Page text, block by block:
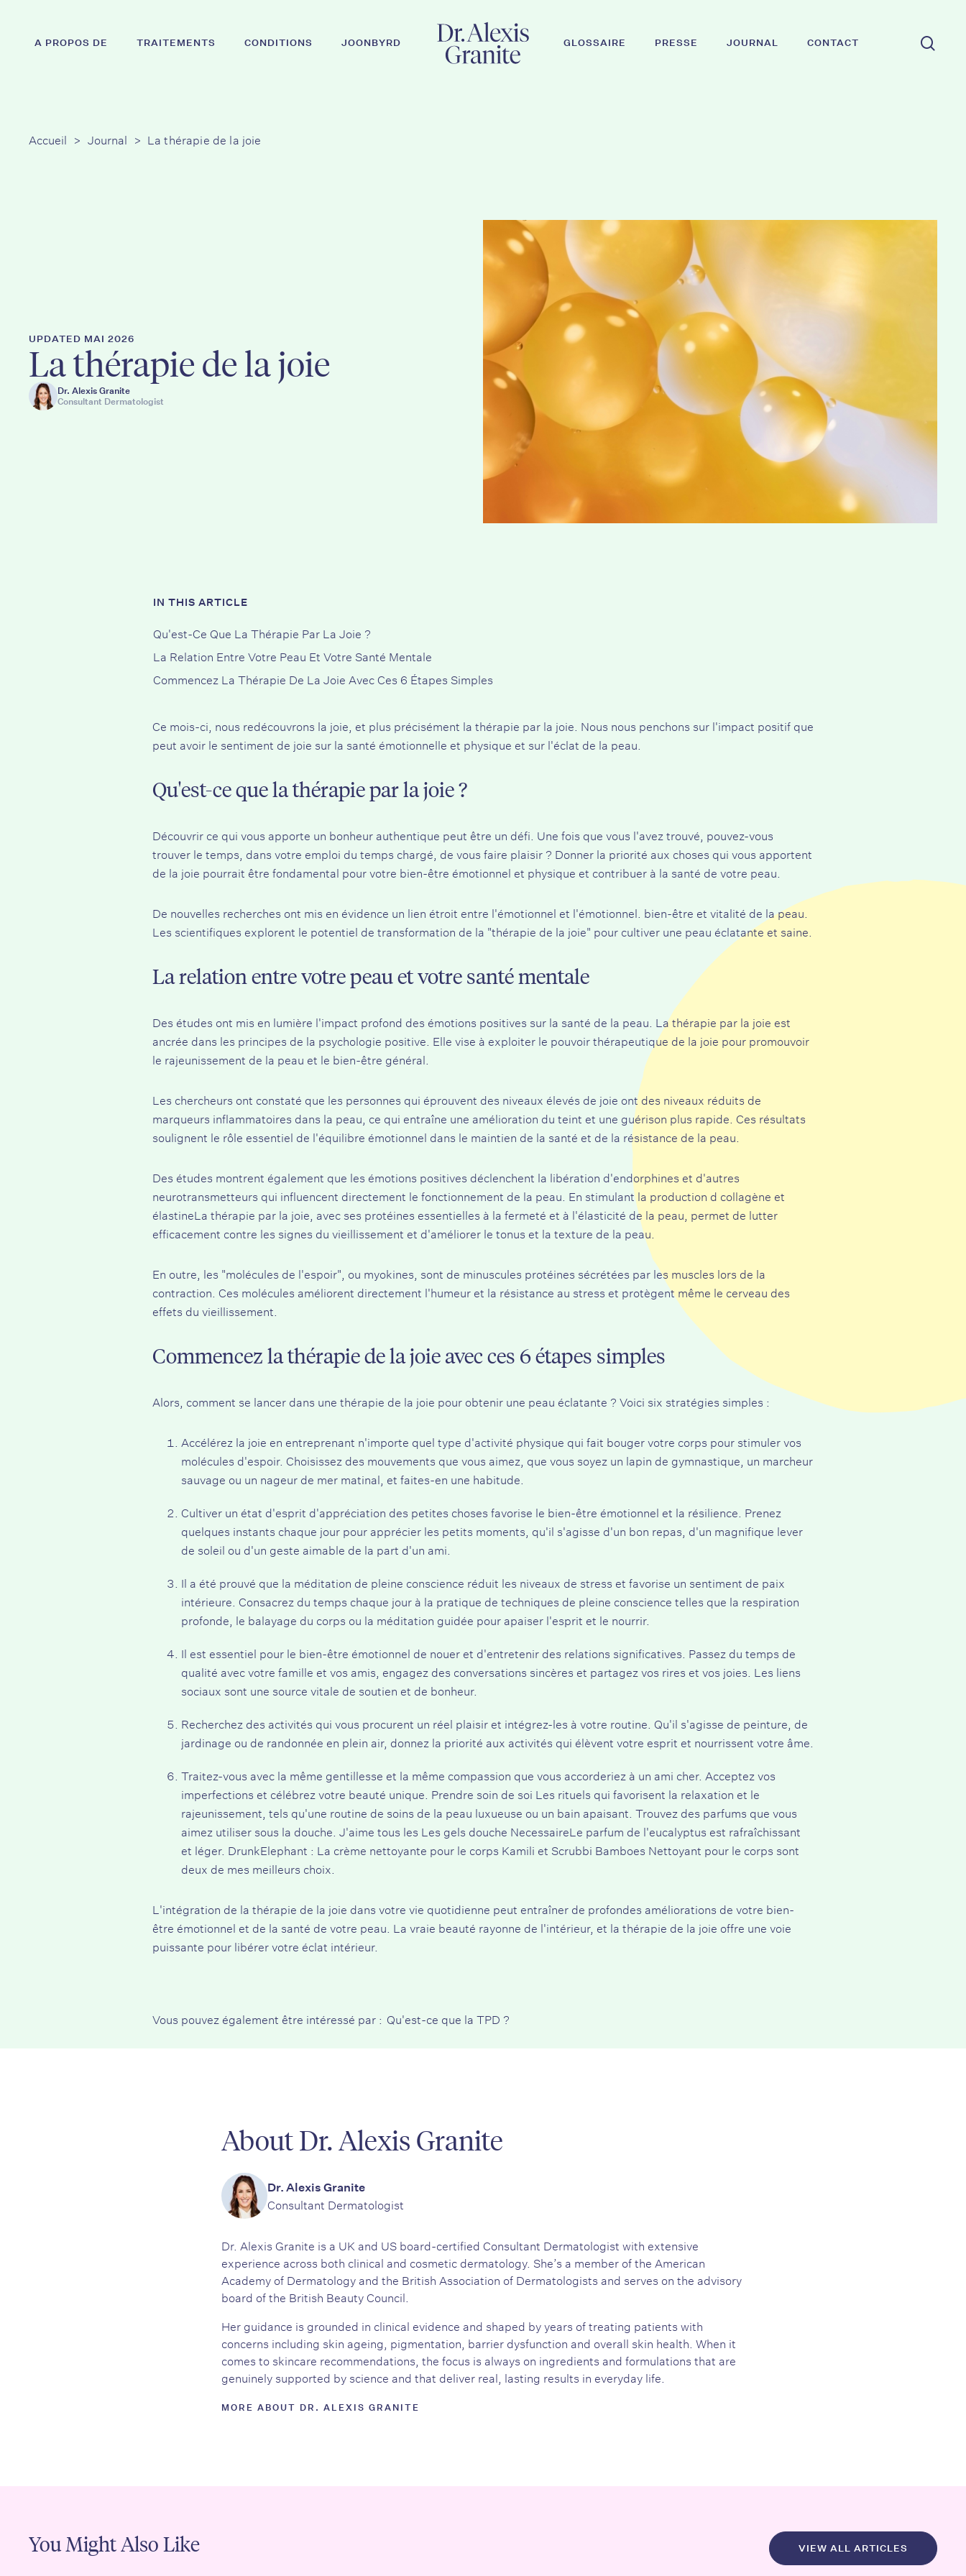
A PROPOS DE TRAITEMENTS CONDITIONS JOONBYRD GLOSSAIRE PRESSE JOURNAL CONTACT
Accueil > Journal > La thérapie de la joie
UPDATED MAI 2026
La thérapie de la joie
Dr. Alexis Granite
Consultant Dermatologist
IN THIS ARTICLE
Qu'est-Ce Que La Thérapie Par La Joie ?
La Relation Entre Votre Peau Et Votre Santé Mentale
Commencez La Thérapie De La Joie Avec Ces 6 Étapes Simples
Ce mois-ci, nous redécouvrons la joie, et plus précisément la thérapie par la joie. Nous nous penchons sur l'impact positif que
peut avoir le sentiment de joie sur la santé émotionnelle et physique et sur l'éclat de la peau.
Qu'est-ce que la thérapie par la joie ?
Découvrir ce qui vous apporte un bonheur authentique peut être un défi. Une fois que vous l'avez trouvé, pouvez-vous
trouver le temps, dans votre emploi du temps chargé, de vous faire plaisir ? Donner la priorité aux choses qui vous apportent
de la joie pourrait être fondamental pour votre bien-être émotionnel et physique et contribuer à la santé de votre peau.
De nouvelles recherches ont mis en évidence un lien étroit entre l'émotionnel et l'émotionnel. bien-être et vitalité de la peau
Les scientifiques explorent le potentiel de transformation de la "thérapie de la joie" pour cultiver une peau éclatante et saine.
La relation entre votre peau et votre santé mentale
Des études ont mis en lumière l'impact profond des émotions positives sur la santé de la peau. La thérapie par la joie est
ancrée dans les principes de la psychologie positive. Elle vise à exploiter le pouvoir thérapeutique de la joie pour promouvoir
le rajeunissement de la peau et le bien-être général.
Les chercheurs ont constaté que les personnes qui éprouvent des niveaux élevés de joie ont des niveaux réduits de
marqueurs inflammatoires dans la peau, ce qui entraîne une amélioration du teint et une guérison plus rapide. Ces résultats
soulignent le rôle essentiel de l'équilibre émotionnel dans le maintien de la santé et de la résistance de la peau.
Des études montrent également que les émotions positives déclenchent la libération d'endorphines et d'autres
neurotransmetteurs qui influencent directement le fonctionnement de la peau. En stimulant la production d collagène et
élastineLa thérapie par la joie, avec ses protéines essentielles à la fermeté et à l'élasticité de la peau, permet de lutter
efficacement contre les signes du vieillissement et d'améliorer le tonus et la texture de la peau.
En outre, les "molécules de l'espoir", ou myokines, sont de minuscules protéines sécrétées par les muscles lors de la
contraction. Ces molécules améliorent directement l'humeur et la résistance au stress et protègent même le cerveau des
effets du vieillissement.
Commencez la thérapie de la joie avec ces 6 étapes simples
Alors, comment se lancer dans une thérapie de la joie pour obtenir une peau éclatante ? Voici six stratégies simples :
Accélérez la joie en entreprenant n'importe quel type d'activité physique qui fait bouger votre corps pour stimuler vos
molécules d'espoir. Choisissez des mouvements que vous aimez, que vous soyez un lapin de gymnastique, un marcheur
sauvage ou un nageur de mer matinal, et faites-en une habitude.
Cultiver un état d'esprit d'appréciation des petites choses favorise le bien-être émotionnel et la résilience. Prenez
quelques instants chaque jour pour apprécier les petits moments, qu'il s'agisse d'un bon repas, d'un magnifique lever
de soleil ou d'un geste aimable de la part d'un ami.
Il a été prouvé que la méditation de pleine conscience réduit les niveaux de stress et favorise un sentiment de paix
intérieure. Consacrez du temps chaque jour à la pratique de techniques de pleine conscience telles que la respiration
profonde, le balayage du corps ou la méditation guidée pour apaiser l'esprit et le nourrir.
Il est essentiel pour le bien-être émotionnel de nouer et d'entretenir des relations significatives. Passez du temps de
qualité avec votre famille et vos amis, engagez des conversations sincères et partagez vos rires et vos joies. Les liens
sociaux sont une source vitale de soutien et de bonheur.
Recherchez des activités qui vous procurent un réel plaisir et intégrez-les à votre routine. Qu'il s'agisse de peinture, de
jardinage ou de randonnée en plein air, donnez la priorité aux activités qui élèvent votre esprit et nourrissent votre âme.
Traitez-vous avec la même gentillesse et la même compassion que vous accorderiez à un ami cher. Acceptez vos
imperfections et célébrez votre beauté unique. Prendre soin de soi Les rituels qui favorisent la relaxation et le
rajeunissement, tels qu'une routine de soins de la peau luxueuse ou un bain apaisant. Trouvez des parfums que vous
aimez utiliser sous la douche. J'aime tous les Les gels douche NecessaireLe parfum de l'eucalyptus est rafraîchissant
et léger. DrunkElephant : La crème nettoyante pour le corps Kamili et Scrubbi Bamboes Nettoyant pour le corps sont
deux de mes meilleurs choix.
L'intégration de la thérapie de la joie dans votre vie quotidienne peut entraîner de profondes améliorations de votre bien-
être émotionnel et de la santé de votre peau. La vraie beauté rayonne de l'intérieur, et la thérapie de la joie offre une voie
puissante pour libérer votre éclat intérieur.
Vous pouvez également être intéressé par : Qu'est-ce que la TPD ?
About Dr. Alexis Granite
Dr. Alexis Granite
Consultant Dermatologist
Dr. Alexis Granite is a UK and US board-certified Consultant Dermatologist with extensive
experience across both clinical and cosmetic dermatology. She’s a member of the American
Academy of Dermatology and the British Association of Dermatologists and serves on the advisory
board of the British Beauty Council.
Her guidance is grounded in clinical evidence and shaped by years of treating patients with
concerns including skin ageing, pigmentation, barrier dysfunction and overall skin health. When it
comes to skincare recommendations, the focus is always on ingredients and formulations that are
genuinely supported by science and that deliver real, lasting results in everyday life.
MORE ABOUT DR. ALEXIS GRANITE
You Might Also Like VIEW ALL ARTICLES